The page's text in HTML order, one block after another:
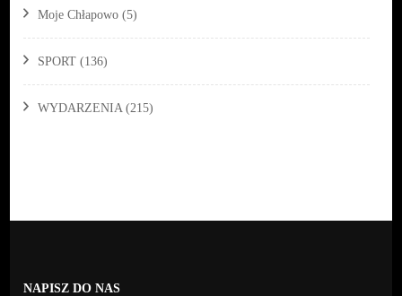
Moje Chłapowo (5)
SPORT (136)
WYDARZENIA (215)
NAPISZ DO NAS